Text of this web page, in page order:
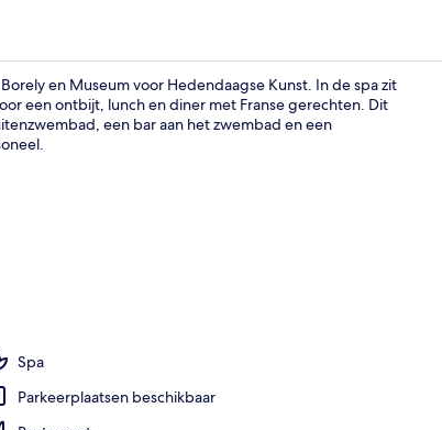
en Museum voor Hedendaagse Kunst. In de spa zit
een ontbijt, lunch en diner met Franse gerechten. Dit
een bar aan het zwembad en een
Spa
Parkeerplaatsen beschikbaar